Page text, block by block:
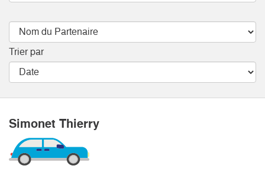
Trier par
Simonet Thierry